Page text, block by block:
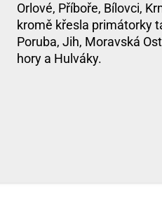
Orlové, Příboře, Bílovci,
kromě křesla primátorky
Poruba, Jih, Moravská
hory a Hulváky.